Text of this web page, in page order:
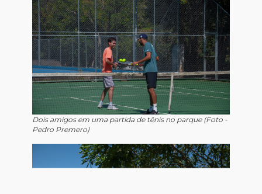
Dois amigos em uma partida de tênis no parque (Foto -
Pedro Premero)